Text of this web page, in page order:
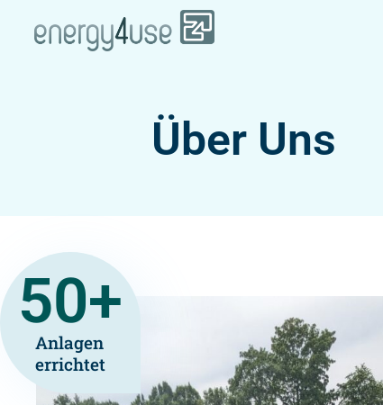
Über Uns
Anlagen
errichtet
50+